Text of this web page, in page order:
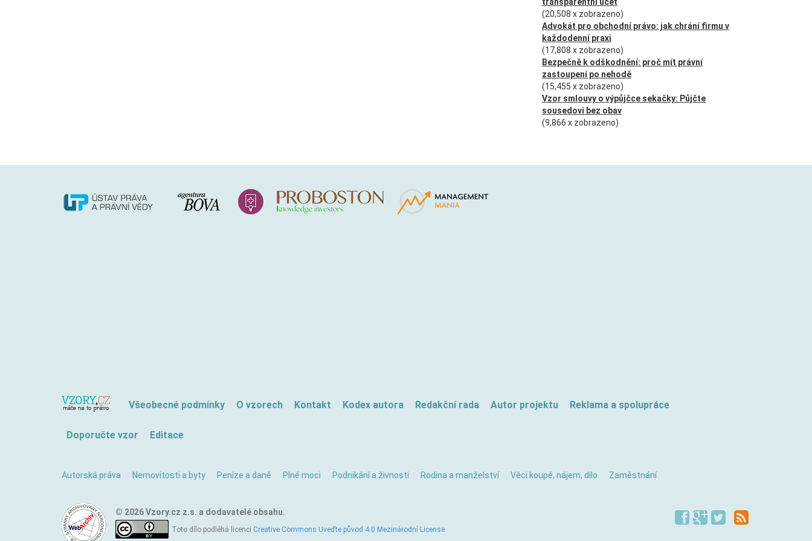
(20,508 x zobrazeno)
Advokát pro obchodní právo: jak chrání firmu v
každodenní praxi
(17,808 x zobrazeno)
Bezpečně k odškodnění: proč mít právní
zastoupení po nehodě
(15,455 x zobrazeno)
Vzor smlouvy o výpůjčce sekačky: Půjčte
sousedovi bez obav
(9,866 x zobrazeno)
Všeobecné podmínky O vzorech Kontakt Kodex autora Redakční rada Autor projektu Reklama a spolupráce
Doporučte vzor Editace
Autorská práva Nemovitosti a byty Peníze a daně Plné moci Podnikání a živnosti Rodina a manželství Věci koupě, nájem, dílo Zaměstnání
© 2026 Vzory.cz z.s. a dodavatelé obsahu.
Toto dílo podléhá licenci Creative Commons Uveďte původ 4.0 Mezinárodní License